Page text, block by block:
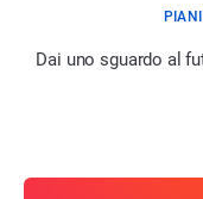
Dai uno sguardo al